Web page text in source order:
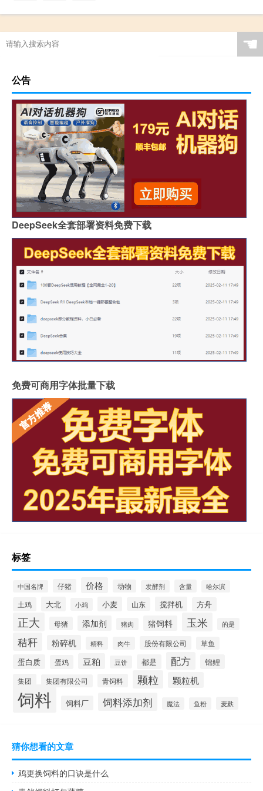
☚
公告
DeepSeek全套部署资料免费下载
免费可商用字体批量下载
标签
中国名牌 仔猪 价格 动物 发酵剂 含量 哈尔滨
土鸡 大北 小鸡 小麦 山东 搅拌机 方舟
正大 母猪 添加剂 猪肉 猪饲料 玉米 的是
秸秆 粉碎机 精料 肉牛 股份有限公司 草鱼
蛋白质 蛋鸡 豆粕 豆饼 都是 配方 锦鲤
集团 集团有限公司 青饲料 颗粒 颗粒机
饲料 饲料厂 饲料添加剂 魔法 鱼粉 麦麸
猜你想看的文章
鸡更换饲料的口诀是什么